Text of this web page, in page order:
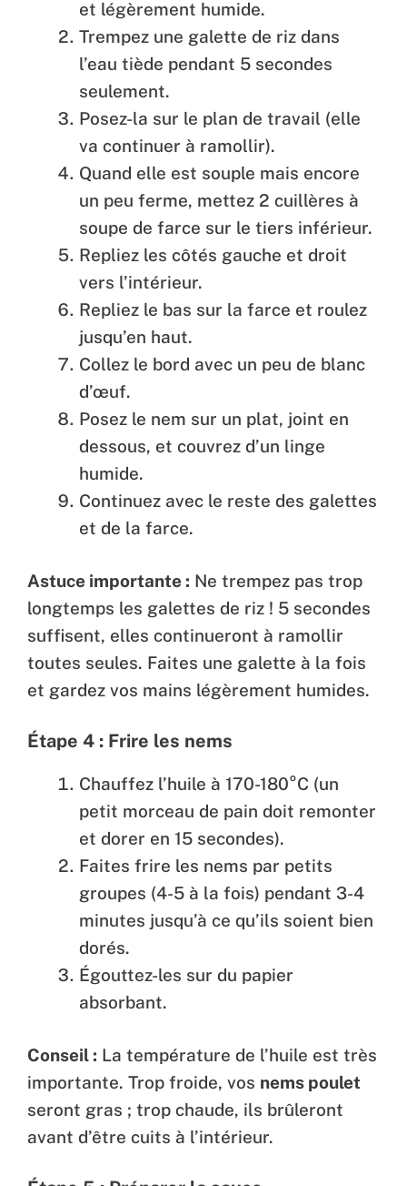
et légèrement humide.
Trempez une galette de riz dans
l’eau tiède pendant 5 secondes
seulement.
Posez-la sur le plan de travail (elle
va continuer à ramollir).
Quand elle est souple mais encore
un peu ferme, mettez 2 cuillères à
soupe de farce sur le tiers inférieur.
Repliez les côtés gauche et droit
vers l’intérieur.
Repliez le bas sur la farce et roulez
jusqu’en haut.
Collez le bord avec un peu de blanc
d’œuf.
Posez le nem sur un plat, joint en
dessous, et couvrez d’un linge
humide.
Continuez avec le reste des galettes
et de la farce.
Astuce importante : Ne trempez pas trop
longtemps les galettes de riz ! 5 secondes
suffisent, elles continueront à ramollir
toutes seules. Faites une galette à la fois
et gardez vos mains légèrement humides.
Étape 4 : Frire les nems
Chauffez l’huile à 170-180°C (un
petit morceau de pain doit remonter
et dorer en 15 secondes).
Faites frire les nems par petits
groupes (4-5 à la fois) pendant 3-4
minutes jusqu’à ce qu’ils soient bien
dorés.
Égouttez-les sur du papier
absorbant.
Conseil : La température de l’huile est très
importante. Trop froide, vos nems poulet
seront gras ; trop chaude, ils brûleront
avant d’être cuits à l’intérieur.